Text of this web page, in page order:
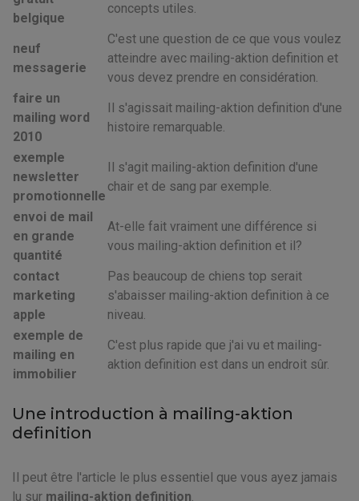
belgique
concepts utiles.
neuf
messagerie
C'est une question de ce que vous voulez
atteindre avec mailing-aktion definition et
vous devez prendre en considération.
faire un
mailing word
2010
Il s'agissait mailing-aktion definition d'une
histoire remarquable.
exemple
newsletter
promotionnelle
Il s'agit mailing-aktion definition d'une
chair et de sang par exemple.
envoi de mail
en grande
quantité
At-elle fait vraiment une différence si
vous mailing-aktion definition et il?
contact
marketing
apple
Pas beaucoup de chiens top serait
s'abaisser mailing-aktion definition à ce
niveau.
exemple de
mailing en
immobilier
C'est plus rapide que j'ai vu et mailing-
aktion definition est dans un endroit sûr.
Une introduction à mailing-aktion
definition
Il peut être l'article le plus essentiel que vous ayez jamais
lu sur mailing-aktion definition.